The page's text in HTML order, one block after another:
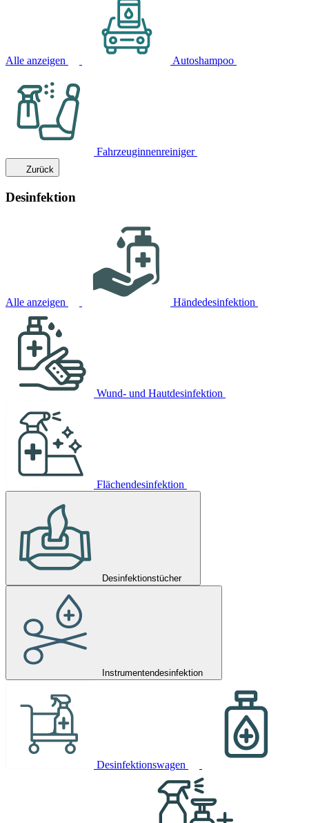
Alle anzeigen Autoshampoo
Fahrzeuginnenreiniger
Zurück
Desinfektion
Alle anzeigen Händedesinfektion
Wund- und Hautdesinfektion
Flächendesinfektion
Desinfektionstücher
Instrumentendesinfektion
Desinfektionswagen